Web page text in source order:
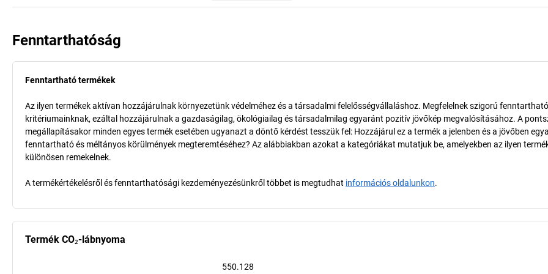
Fenntarthatóság
Fenntartható termékek
Az ilyen termékek aktívan hozzájárulnak környezetünk védelméhez és a társadalmi felelősségvállaláshoz. Megfelelnek szigorú
kritériumainknak, ezáltal hozzájárulnak a gazdaságilag, ökológiailag és társadalmilag egyaránt pozitív jövőkép megvalósításához. A
megállapításakor minden egyes termék esetében ugyanazt a döntő kérdést tesszük fel: Hozzájárul ez a termék a jelenben és a jövőben
fenntartható és méltányos körülmények megteremtéséhez? Az alábbiakban azokat a kategóriákat mutatjuk be, amelyekben az ilyen
különösen remekelnek.
A termékértékelésről és fenntarthatósági kezdeményezésünkről többet is megtudhat információs oldalunkon.
Termék CO₂-lábnyoma
550.128